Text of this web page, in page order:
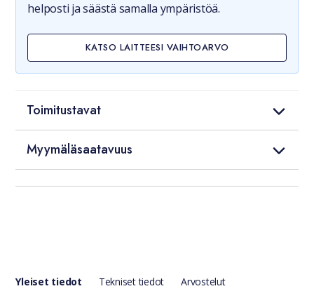
helposti ja säästä samalla ympäristöä.
KATSO LAITTEESI VAIHTOARVO
Toimitustavat
Myymäläsaatavuus
Yleiset tiedot Tekniset tiedot Arvostelut